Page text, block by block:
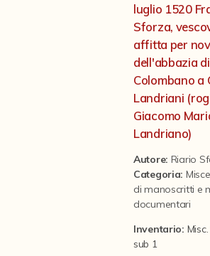
Il progetto Digital Humanities
luglio 1520
Sforza,
affitta per
dell'abbazia
Colombano a
Landriani
Giacomo
Landriano)
Autore: Riario
Categoria:
di manoscritti e
documentari
Inventario:
sub 1